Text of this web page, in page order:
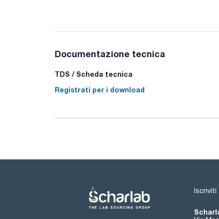
Documentazione tecnica
TDS / Scheda tecnica
Registrati per i download